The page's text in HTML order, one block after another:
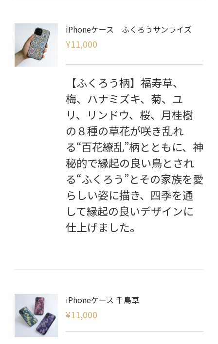
iPhoneケース ふくろうサンライズ
¥11,000
【ふくろう柄】福寿草、
梅、ハナミズキ、菊、ユ
リ、リンドウ、桜、月桂樹
の８種の草花が咲き乱れ
る“百花繚乱”柄とともに、神
秘的で縁起の良い鳥とされ
る“ふくろう”とその家族を愛
らしい姿に描き、四季を通
して縁起の良いデザインに
仕上げました。
iPhoneケース 千鳥草
¥11,000